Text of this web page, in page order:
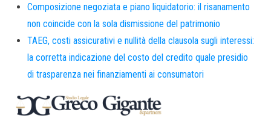
Composizione negoziata e piano liquidatorio: il risanamento
non coincide con la sola dismissione del patrimonio
TAEG, costi assicurativi e nullità della clausola sugli interessi:
la corretta indicazione del costo del credito quale presidio
di trasparenza nei finanziamenti ai consumatori